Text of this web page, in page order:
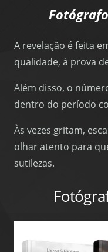
A revelação é feita
qualidade, à prova
Além disso, o
dentro do período
Às vezes gritam,
olhar atento para
sutilezas.